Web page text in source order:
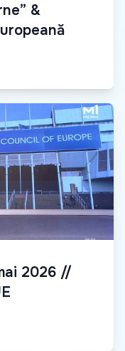
&
2026 //